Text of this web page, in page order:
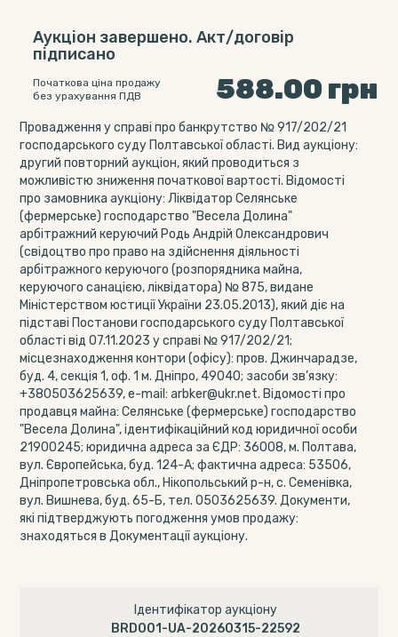
Аукціон завершено. Акт/договір
підписано
Початкова ціна продажу
без урахування ПДВ
588.00 грн
Провадження у справі про банкрутство № 917/202/21
господарського суду Полтавської області. Вид аукціону:
другий повторний аукціон, який проводиться з
можливістю зниження початкової вартості. Відомості
про замовника аукціону: Ліквідатор Селянське
(фермерське) господарство "Весела Долина"
арбітражний керуючий Родь Андрій Олександрович
(свідоцтво про право на здійснення діяльності
арбітражного керуючого (розпорядника майна,
керуючого санацією, ліквідатора) № 875, видане
Міністерством юстиції України 23.05.2013), який діє на
підставі Постанови господарського суду Полтавської
області від 07.11.2023 у справі № 917/202/21;
місцезнаходження контори (офісу): пров. Джинчарадзе,
буд. 4, секція 1, оф. 1 м. Дніпро, 49040; засоби зв’язку:
+380503625639, e-mail: arbker@ukr.net. Відомості про
продавця майна: Селянське (фермерське) господарство
"Весела Долина", ідентифікаційний код юридичної особи
21900245; юридична адреса за ЄДР: 36008, м. Полтава,
вул. Європейська, буд. 124-А; фактична адреса: 53506,
Дніпропетровська обл., Нікопольський р-н, с. Семенівка,
вул. Вишнева, буд. 65-Б, тел. 0503625639. Документи,
які підтверджують погодження умов продажу:
знаходяться в Документації аукціону.
Ідентифікатор аукціону
BRD001-UA-20260315-22592